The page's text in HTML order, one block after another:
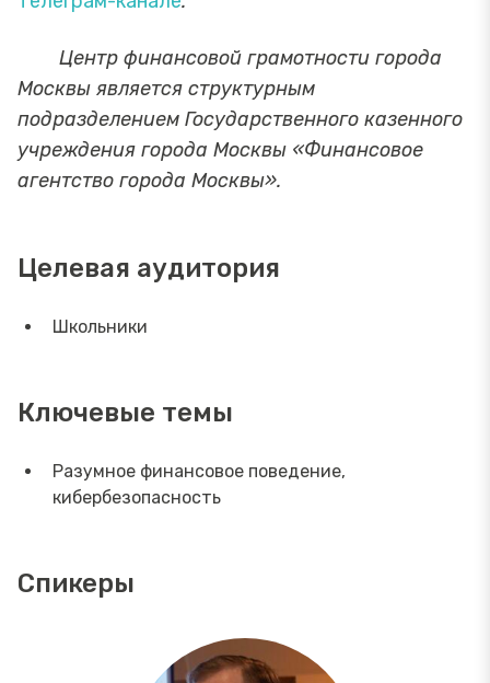
Центр финансовой грамотности города
Москвы является структурным
подразделением Государственного казенного
учреждения города Москвы «Финансовое
агентство города Москвы».
Целевая аудитория
Школьники
Ключевые темы
Разумное финансовое поведение,
кибербезопасность
Спикеры